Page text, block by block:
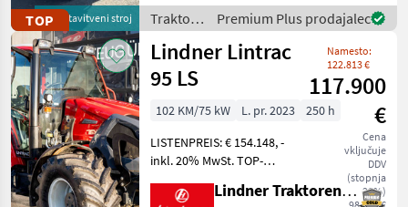
TOPpredstavitveni stroj
priložnost in si zagotovite
ta **skoraj popolnoma
Traktor /
Massey
Ferguson
Premium Plus prodajalec
Lindner Lintrac
95 LS
Namesto:
122.813 €
117.900
€
Cena
vključuje
DDV
(stopnja
20%)
102 KM/75 kW L. pr. 2023
250 h
LISTENPREIS: € 154.148, -
inkl. 20% MwSt. TOP-
nach vorne, 6
Lindner Traktorenwerk GesmbH